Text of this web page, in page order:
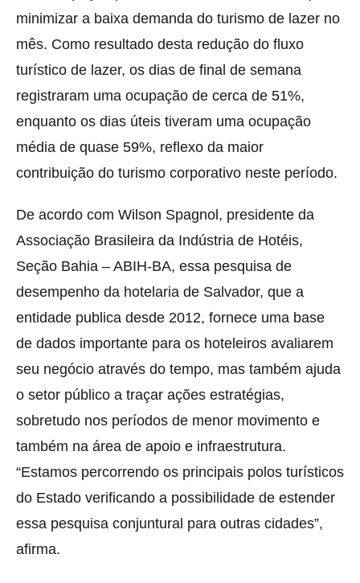
minimizar a baixa demanda do turismo de lazer no
mês. Como resultado desta redução do fluxo
turístico de lazer, os dias de final de semana
registraram uma ocupação de cerca de 51%,
enquanto os dias úteis tiveram uma ocupação
média de quase 59%, reflexo da maior
contribuição do turismo corporativo neste período.
De acordo com Wilson Spagnol, presidente da
Associação Brasileira da Indústria de Hotéis,
Seção Bahia – ABIH-BA, essa pesquisa de
desempenho da hotelaria de Salvador, que a
entidade publica desde 2012, fornece uma base
de dados importante para os hoteleiros avaliarem
seu negócio através do tempo, mas também ajuda
o setor público a traçar ações estratégias,
sobretudo nos períodos de menor movimento e
também na área de apoio e infraestrutura.
“Estamos percorrendo os principais polos turísticos
do Estado verificando a possibilidade de estender
essa pesquisa conjuntural para outras cidades”,
afirma.